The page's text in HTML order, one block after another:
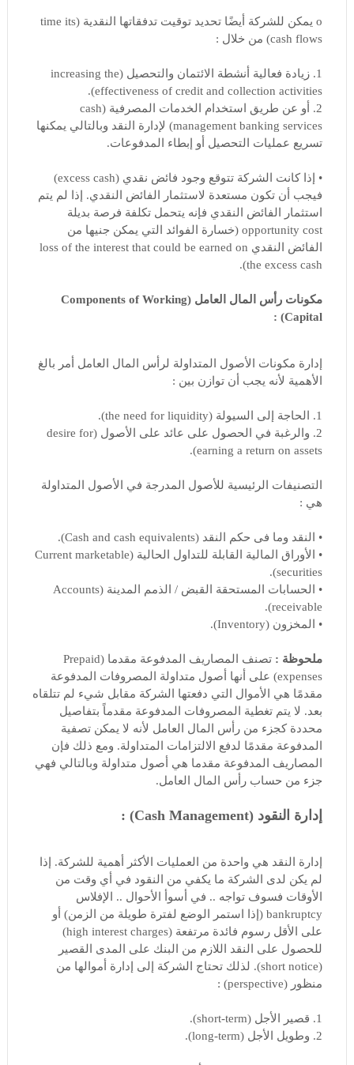
o يمكن للشركة أيضًا تحديد توقيت تدفقاتها النقدية (time its
cash flows) من خلال :
1. زيادة فعالية أنشطة الائتمان والتحصيل (increasing the
effectiveness of credit and collection activities).
2. أو عن طريق استخدام الخدمات المصرفية (cash
management banking services) لإدارة النقد وبالتالي يمكنها
تسريع عمليات التحصيل أو إبطاء المدفوعات.
• إذا كانت الشركة تتوقع وجود فائض نقدي (excess cash)
فيجب أن تكون مستعدة لاستثمار الفائض النقدي. إذا لم يتم
استثمار الفائض النقدي فإنه يتحمل تكلفة فرصة بديلة
opportunity cost (خسارة الفوائد التي يمكن جنيها من
الفائض النقدي loss of the interest that could be earned on
the excess cash).
مكونات رأس المال العامل (Components of Working
Capital) :
إدارة مكونات الأصول المتداولة لرأس المال العامل أمر بالغ
الأهمية لأنه يجب أن توازن بين :
1. الحاجة إلى السيولة (the need for liquidity).
2. والرغبة في الحصول على عائد على الأصول (desire for
earning a return on assets).
التصنيفات الرئيسية للأصول المدرجة في الأصول المتداولة
هي :
• النقد وما فى حكم النقد (Cash and cash equivalents).
• الأوراق المالية القابلة للتداول الحالية (Current marketable
securities).
• الحسابات المستحقة القبض / الذمم المدينة (Accounts
receivable).
• المخزون (Inventory).
ملحوظة :
تصنف المصاريف المدفوعة مقدما (Prepaid
expenses) على أنها أصول متداولة المصروفات المدفوعة
مقدمًا هي الأموال التي دفعتها الشركة مقابل شيء لم تتلقاه
بعد. لا يتم تغطية المصروفات المدفوعة مقدماً بتفاصيل
محددة كجزء من رأس المال العامل لأنه لا يمكن تصفية
المدفوعة مقدمًا لدفع الالتزامات المتداولة. ومع ذلك فإن
المصاريف المدفوعة مقدما هي أصول متداولة وبالتالي فهي
جزء من حساب رأس المال العامل.
إدارة النقود (Cash Management) :
إدارة النقد هي واحدة من العمليات الأكثر أهمية للشركة. إذا
لم يكن لدى الشركة ما يكفي من النقود في أي وقت من
الأوقات فسوف تواجه .. في أسوأ الأحوال .. الإفلاس
bankruptcy (إذا استمر الوضع لفترة طويلة من الزمن) أو
على الأقل رسوم فائدة مرتفعة (high interest charges)
للحصول على النقد اللازم من البنك على المدى القصير
(short notice). لذلك تحتاج الشركة إلى إدارة أموالها من
منظور (perspective) :
1. قصير الأجل (short-term).
2. وطويل الأجل (long-term).